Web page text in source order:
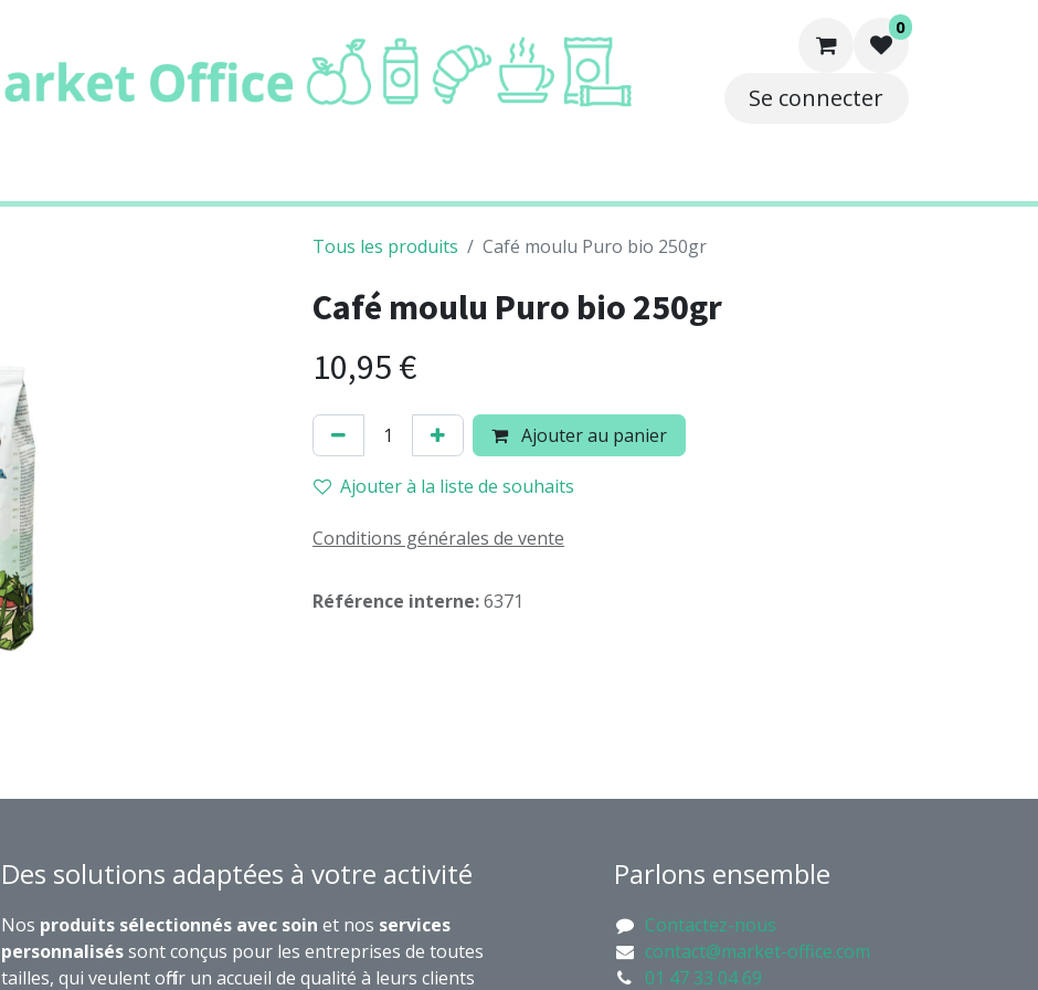
0
Se connecter
Tous les produits Café moulu Puro bio 250gr
Café moulu Puro bio 250gr
10,95 €
Ajouter au panier
Ajouter à la liste de souhaits
Conditions générales de vente
Référence interne:6371
Des solutions adaptées à votre activité
Nos produits sélectionnés avec soin et nos services
personnaliséssont conçus pour les entreprises de toutes
tailles, qui veulent offrir un accueil de qualité à leurs clients
Parlons ensemble
Contactez-nous
contact@market-office.com
01 47 33 04 69